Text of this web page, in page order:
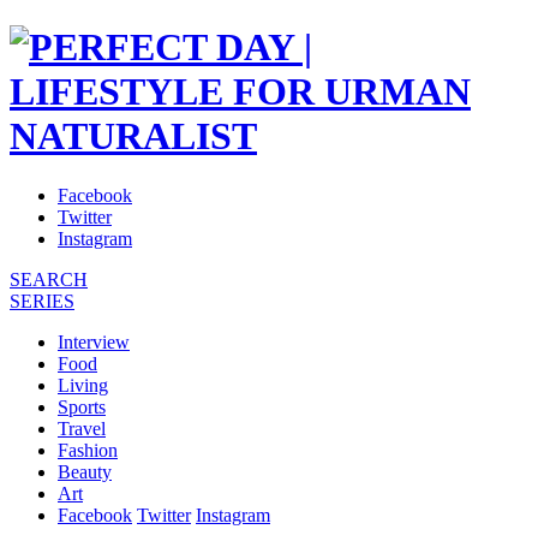
Facebook
Twitter
Instagram
SEARCH
SERIES
Interview
Food
Living
Sports
Travel
Fashion
Beauty
Art
Facebook Twitter Instagram